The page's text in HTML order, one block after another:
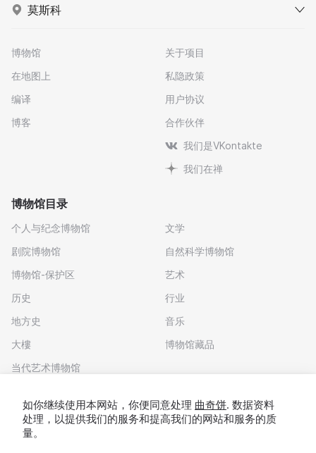
莫斯科
博物馆
在地图上
编译
博客
关于项目
私隐政策
用户协议
合作伙伴
我们是VKontakte
我们在禅
博物馆目录
个人与纪念博物馆
剧院博物馆
博物馆-保护区
历史
地方史
大樓
当代艺术博物馆
文学
自然科学博物馆
艺术
行业
音乐
博物馆藏品
如你继续使用本网站，你便同意处理 曲奇饼. 数据资料
处理，以提供我们的服务和提高我们的网站和服务的质
量。